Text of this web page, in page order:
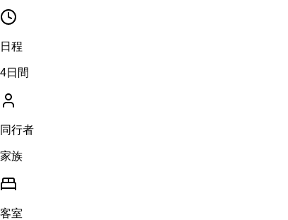
日程
4日間
同行者
家族
客室